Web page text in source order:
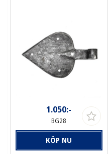
1.050:-
BG28
KÖP NU